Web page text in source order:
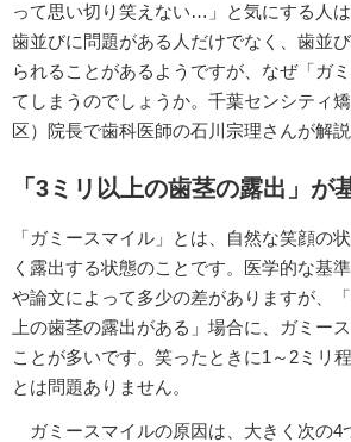
って思い切り笑えない…」と気にする人は
歯並びに問題がある人だけでなく、歯並
られることがあるようですが、なぜ「ガ
てしまうのでしょうか。千葉センシティ
区）院長で歯科医師の石川宗理さんが解説
「3ミリ以上の歯茎の露出」が
「ガミースマイル」とは、自然な笑顔の
く露出する状態のことです。医学的な基
や論文によって多少の差がありますが、
上の歯茎の露出がある」場合に、ガミー
ことが多いです。笑ったときに1～2ミリ
とは問題ありません。
ガミースマイルの原因は、大きく次の4